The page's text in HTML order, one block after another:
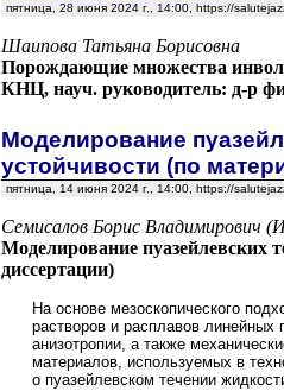
пятница, 28 июня 2024 г., 14:00, https://
Шаипова Татьяна Борисовна
Порождающие множества
КНЦ, науч. руководитель: д-р
Моделирование
устойчивости (по
пятница, 14 июня 2024 г., 14:00, https://
Семисалов Борис Владимирович
Моделирование пуазейлевских
диссертации)
На основе мезоскопического
растворов и расплавов
анизотропии, а также
материалов, используемых в
о пуазейлевском течении